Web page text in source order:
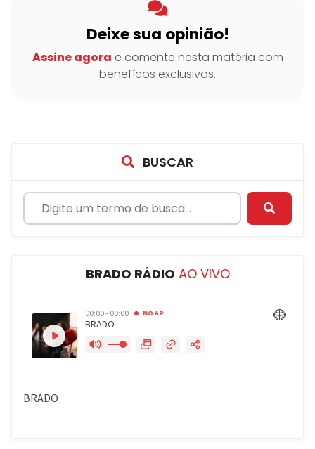
Deixe sua opinião!
Assine agora e comente nesta matéria com
benefícos exclusivos.
BUSCAR
BRADO RÁDIO AO VIVO